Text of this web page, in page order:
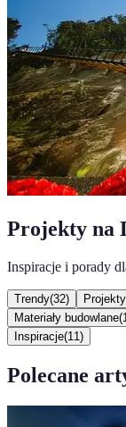
Projekty na
Inspiracje i porady
Trendy(32)
Materiały budowlane(
Inspiracje(11 )
Polecane